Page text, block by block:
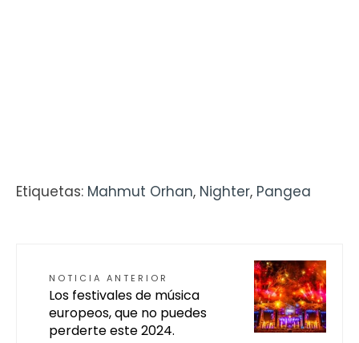
Etiquetas: Mahmut Orhan, Nighter, Pangea
NOTICIA ANTERIOR
Los festivales de música
europeos, que no puedes
perderte este 2024.